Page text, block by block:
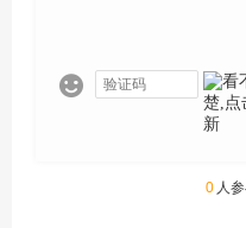

0 人参